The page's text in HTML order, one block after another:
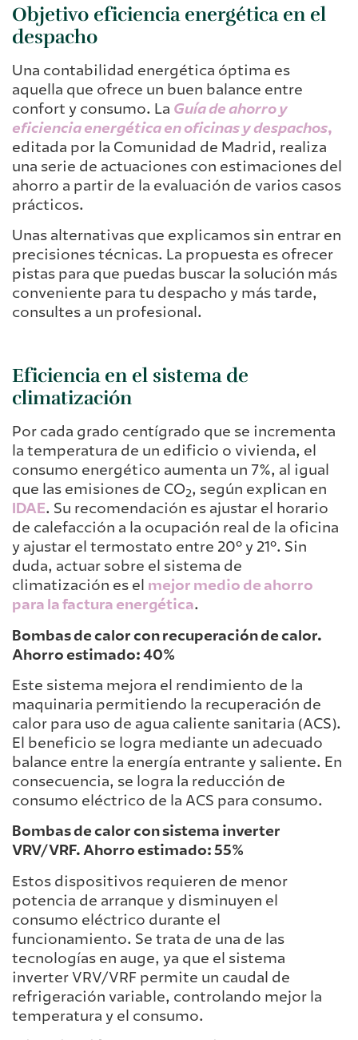
Objetivo eficiencia energética en el
despacho
Una contabilidad energética óptima es
aquella que ofrece un buen balance entre
confort y consumo. La Guía de ahorro y
eficiencia energética en oficinas y despachos,
editada por la Comunidad de Madrid, realiza
una serie de actuaciones con estimaciones del
ahorro a partir de la evaluación de varios casos
prácticos.
Unas alternativas que explicamos sin entrar en
precisiones técnicas. La propuesta es ofrecer
pistas para que puedas buscar la solución más
conveniente para tu despacho y más tarde,
consultes a un profesional.
Eficiencia en el sistema de
climatización
Por cada grado centígrado que se incrementa
la temperatura de un edificio o vivienda, el
consumo energético aumenta un 7%, al igual
que las emisiones de CO2, según explican en
IDAE. Su recomendación es ajustar el horario
de calefacción a la ocupación real de la oficina
y ajustar el termostato entre 20º y 21º. Sin
duda, actuar sobre el sistema de
climatización es el mejor medio de ahorro
para la factura energética.
Bombas de calor con recuperación de calor.
Ahorro estimado: 40%
Este sistema mejora el rendimiento de la
maquinaria permitiendo la recuperación de
calor para uso de agua caliente sanitaria (ACS).
El beneficio se logra mediante un adecuado
balance entre la energía entrante y saliente. En
consecuencia, se logra la reducción de
consumo eléctrico de la ACS para consumo.
Bombas de calor con sistema inverter
VRV/VRF. Ahorro estimado: 55%
Estos dispositivos requieren de menor
potencia de arranque y disminuyen el
consumo eléctrico durante el
funcionamiento. Se trata de una de las
tecnologías en auge, ya que el sistema
inverter VRV/VRF permite un caudal de
refrigeración variable, controlando mejor la
temperatura y el consumo.